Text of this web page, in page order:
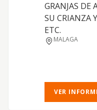
GRANJAS DE
SU CRIANZA
ETC.
MALAGA
VER